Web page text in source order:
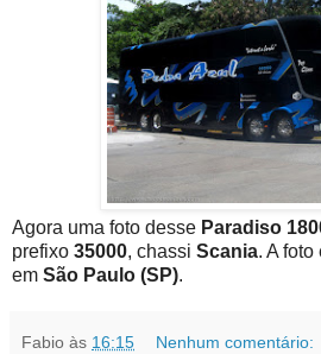
Agora uma foto desse Paradiso
prefixo 35000, chassi Scania. A
em São Paulo (SP).
Fabio às 16:15 Nenhum comentário: